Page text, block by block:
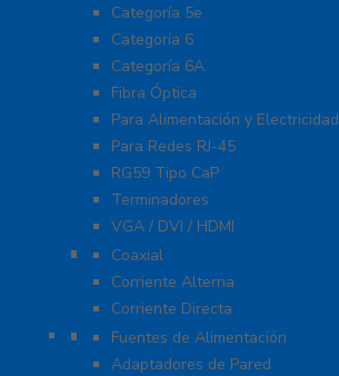
Categoría 5e
Categoría 6
Categoría 6A
Fibra Óptica
Para Alimentación y Electricidad
Para Redes RJ-45
RG59 Tipo CaP
Terminadores
VGA / DVI / HDMI
Protección Contra Descargas
Coaxial
Corriente Alterna
Corriente Directa
Energía
Fuentes de Alimentación
Adaptadores de Pared